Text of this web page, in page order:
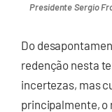
Presidente Sergio
Do
redenção nesta
incertezas, mas
principalmente, o